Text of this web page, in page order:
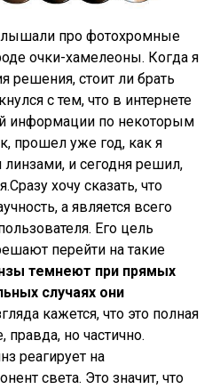
про фотохромные
очки-хамелеоны. Когда я
решения, стоит ли брать
с тем, что в интернете
информации по некоторым
прошел уже год, как я
и сегодня решил,
хочу сказать, что
а является всего
Его цель
перейти на такие
темнеют при прямых
случаях они
кажется, что это полная
но частично.
реагирует на
света. Это значит, что